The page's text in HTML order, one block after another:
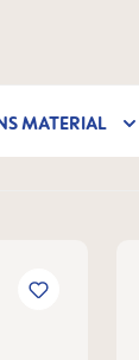
MATERIAL